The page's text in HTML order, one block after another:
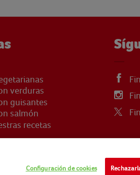
verduras
guisantes
salmón
recetas
Configuración de cookies